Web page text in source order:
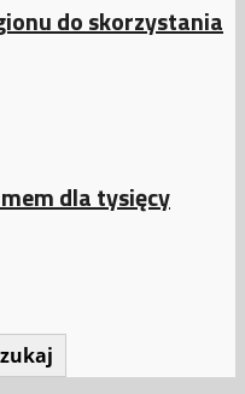
do skorzystania
dla tysięcy